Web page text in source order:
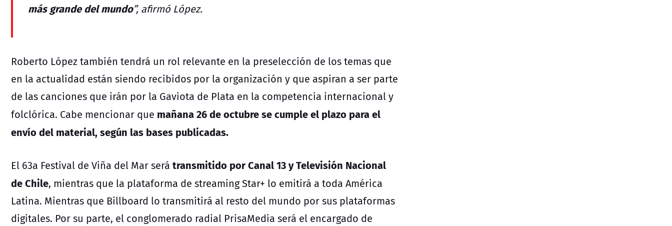
más grande del mundo”, afirmó López.
Roberto López también tendrá un rol relevante en la preselección de los temas que
en la actualidad están siendo recibidos por la organización y que aspiran a ser parte
de las canciones que irán por la Gaviota de Plata en la competencia internacional y
folclórica. Cabe mencionar que mañana 26 de octubre se cumple el plazo para el
envío del material, según las bases publicadas.
El 63a Festival de Viña del Mar será transmitido por Canal 13 y Televisión Nacional
de Chile, mientras que la plataforma de streaming Star+ lo emitirá a toda América
Latina. Mientras que Billboard lo transmitirá al resto del mundo por sus plataformas
digitales. Por su parte, el conglomerado radial PrisaMedia será el encargado de